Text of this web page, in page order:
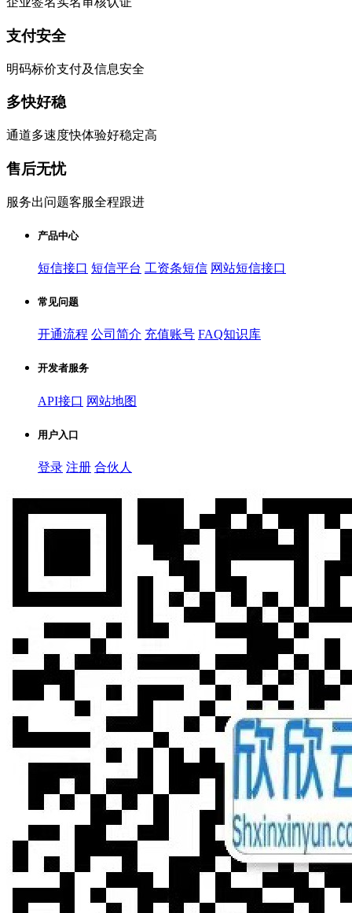
支付安全
明码标价支付及信息安全
多快好稳
通道多速度快体验好稳定高
售后无忧
服务出问题客服全程跟进
产品中心
短信接口 短信平台 工资条短信 网站短信接口
常见问题
开通流程 公司简介 充值账号 FAQ知识库
开发者服务
API接口 网站地图
用户入口
登录 注册 合伙人